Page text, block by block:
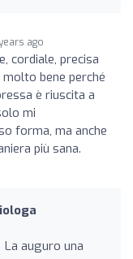
ago
cordiale, precisa
bene perché
è riuscita a
mi
forma, ma anche
più sana.
auguro una